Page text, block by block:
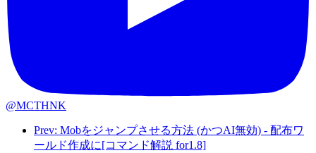
@MCTHNK
Prev: Mobをジャンプさせる方法 (かつAI無効) - 配布ワ
ールド作成に[コマンド解説 for1.8]